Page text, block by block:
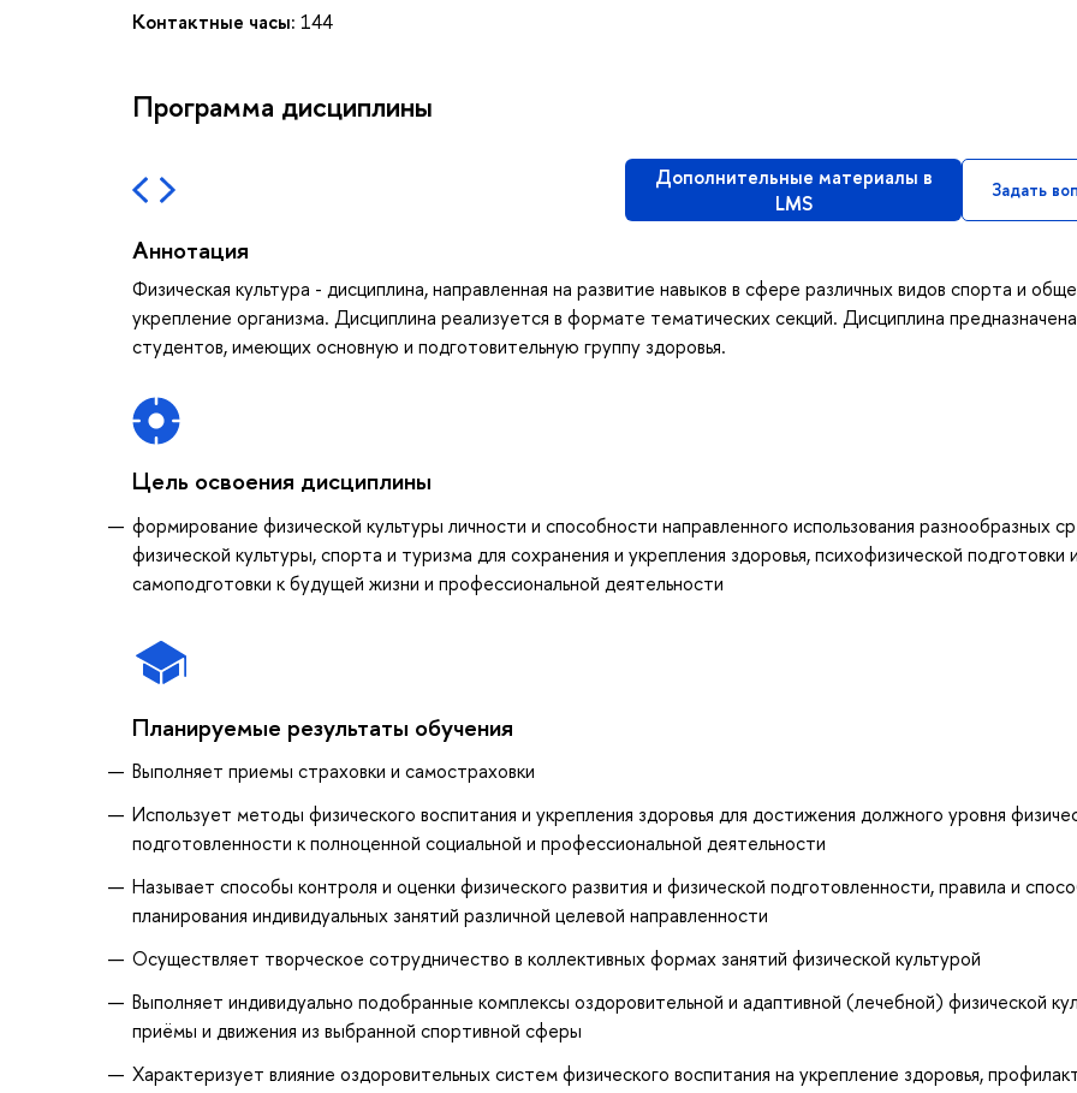
Контактные часы: 144
Программа дисциплины
Дополнительные материалы в
LMS
Задать
Аннотация
Физическая культура - дисциплина, направленная на развитие навыков в сфере различных видов спорта и
укрепление организма. Дисциплина реализуется в формате тематических секций. Дисциплина
студентов, имеющих основную и подготовительную группу здоровья.
Цель освоения дисциплины
формирование физической культуры личности и способности направленного использования разнообразных
физической культуры, спорта и туризма для сохранения и укрепления здоровья, психофизической подготовки
самоподготовки к будущей жизни и профессиональной деятельности
Планируемые результаты обучения
Выполняет приемы страховки и самостраховки
Использует методы физического воспитания и укрепления здоровья для достижения должного уровня
подготовленности к полноценной социальной и профессиональной деятельности
Называет способы контроля и оценки физического развития и физической подготовленности, правила и
планирования индивидуальных занятий различной целевой направленности
Осуществляет творческое сотрудничество в коллективных формах занятий физической культурой
Выполняет индивидуально подобранные комплексы оздоровительной и адаптивной (лечебной) физической
приёмы и движения из выбранной спортивной сферы
Характеризует влияние оздоровительных систем физического воспитания на укрепление здоровья,